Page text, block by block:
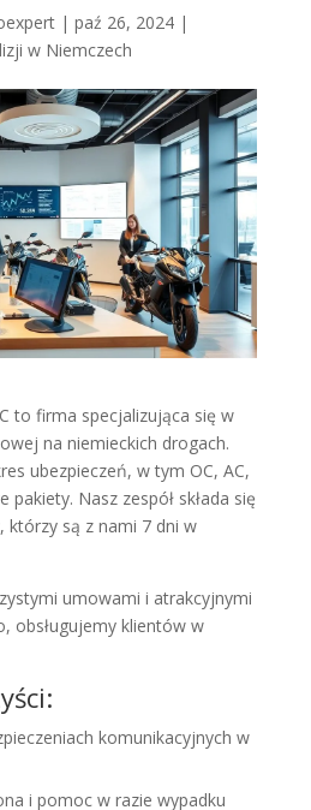
| paź 26, 2024|
w Niemczech
to firma specjalizująca się w
na niemieckich drogach.
ubezpieczeń, w tym OC, AC,
pakiety. Nasz zespół składa się
którzy są z nami 7 dni w
umowami i atrakcyjnymi
obsługujemy klientów w
komunikacyjnych w
i pomoc w razie wypadku